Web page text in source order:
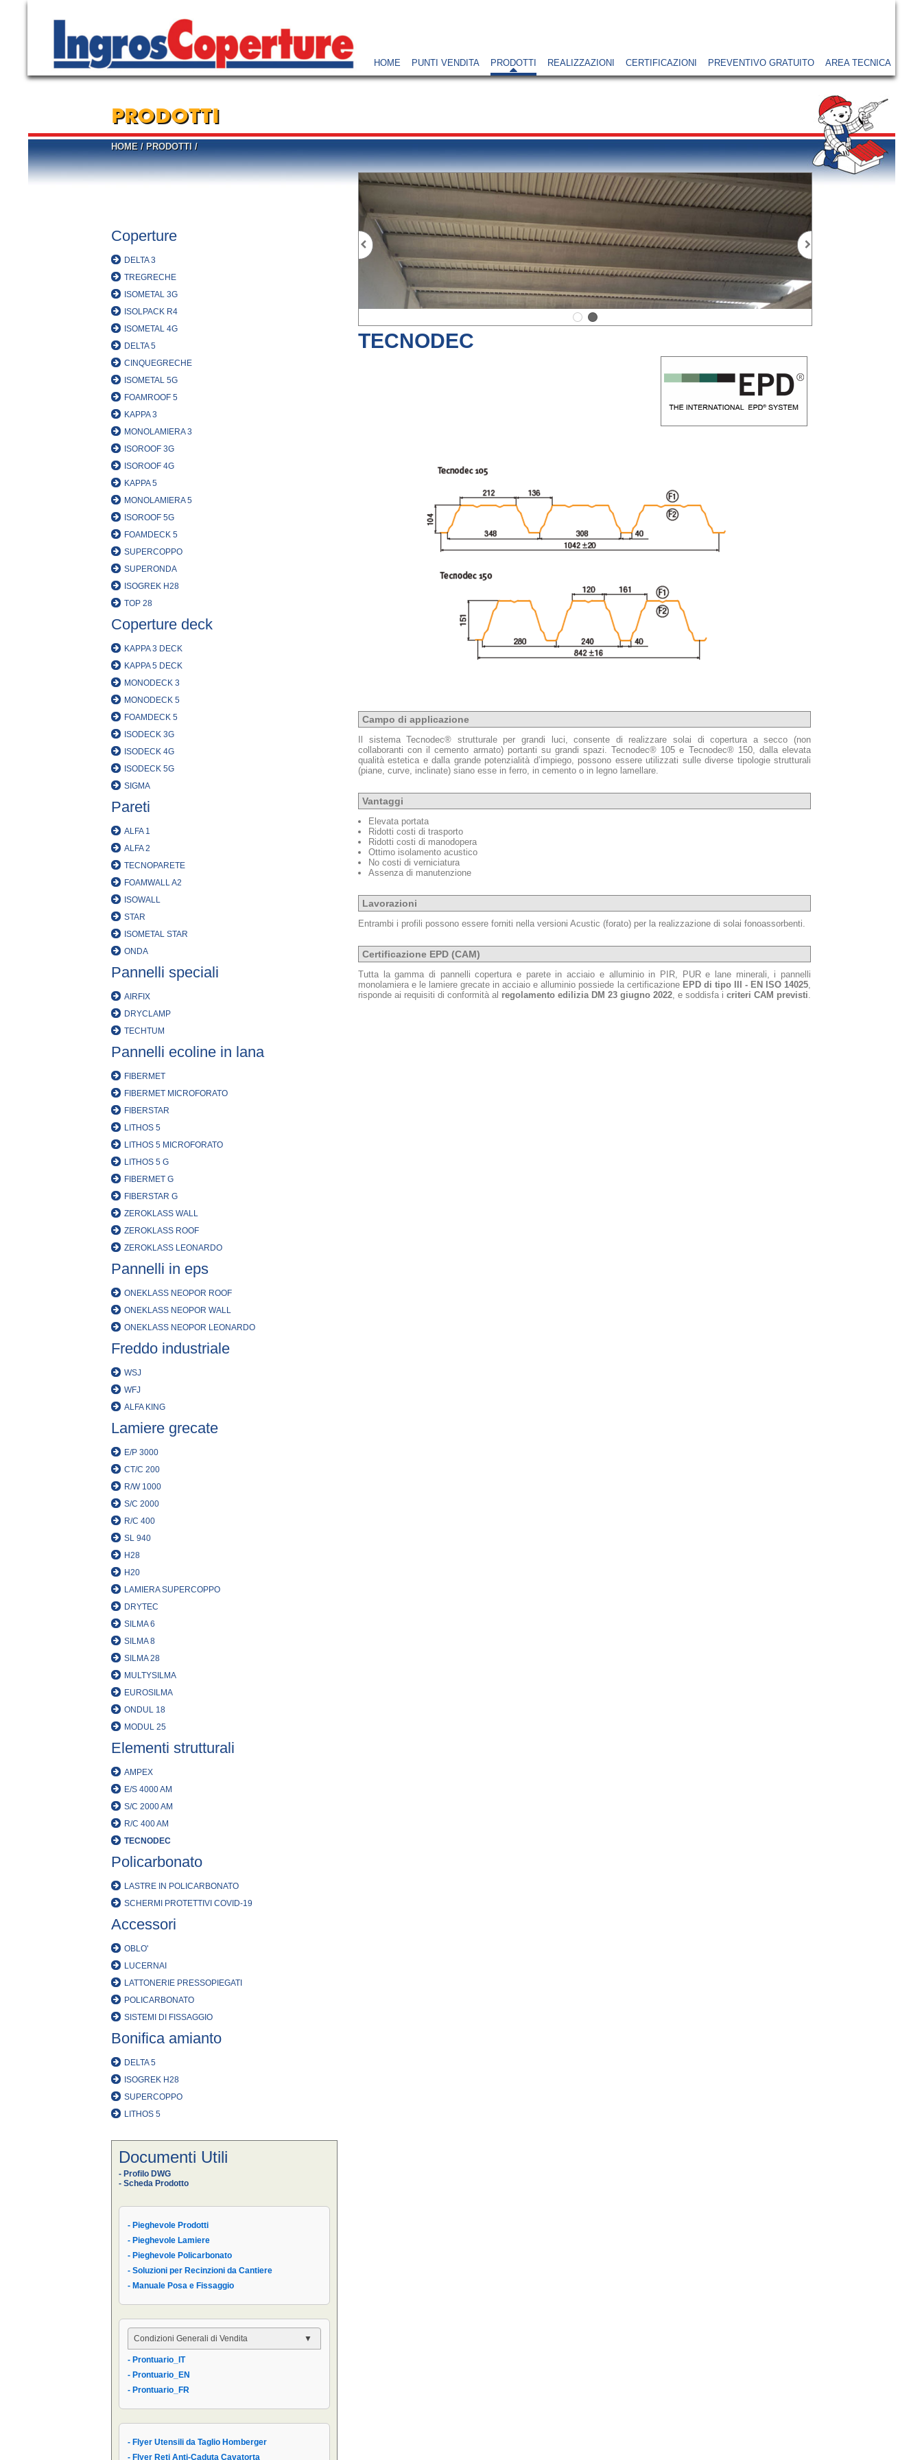
HOME PUNTI VENDITA PRODOTTI REALIZZAZIONI CERTIFICAZIONI PREVENTIVO GRATUITO AREA TECNICA
PRODOTTI
HOME / PRODOTTI /
Coperture
DELTA 3
TREGRECHE
ISOMETAL 3G
ISOLPACK R4
ISOMETAL 4G
DELTA 5
CINQUEGRECHE
ISOMETAL 5G
FOAMROOF 5
KAPPA 3
MONOLAMIERA 3
ISOROOF 3G
ISOROOF 4G
KAPPA 5
MONOLAMIERA 5
ISOROOF 5G
FOAMDECK 5
SUPERCOPPO
SUPERONDA
ISOGREK H28
TOP 28
Coperture deck
KAPPA 3 DECK
KAPPA 5 DECK
MONODECK 3
MONODECK 5
FOAMDECK 5
ISODECK 3G
ISODECK 4G
ISODECK 5G
SIGMA
Pareti
ALFA 1
ALFA 2
TECNOPARETE
FOAMWALL A2
ISOWALL
STAR
ISOMETAL STAR
ONDA
Pannelli speciali
AIRFIX
DRYCLAMP
TECHTUM
Pannelli ecoline in lana
FIBERMET
FIBERMET MICROFORATO
FIBERSTAR
LITHOS 5
LITHOS 5 MICROFORATO
LITHOS 5 G
FIBERMET G
FIBERSTAR G
ZEROKLASS WALL
ZEROKLASS ROOF
ZEROKLASS LEONARDO
Pannelli in eps
ONEKLASS NEOPOR ROOF
ONEKLASS NEOPOR WALL
ONEKLASS NEOPOR LEONARDO
Freddo industriale
WSJ
WFJ
ALFA KING
Lamiere grecate
E/P 3000
CT/C 200
R/W 1000
S/C 2000
R/C 400
SL 940
H28
H20
LAMIERA SUPERCOPPO
DRYTEC
SILMA 6
SILMA 8
SILMA 28
MULTYSILMA
EUROSILMA
ONDUL 18
MODUL 25
Elementi strutturali
AMPEX
E/S 4000 AM
S/C 2000 AM
R/C 400 AM
TECNODEC
Policarbonato
LASTRE IN POLICARBONATO
SCHERMI PROTETTIVI COVID-19
Accessori
OBLO'
LUCERNAI
LATTONERIE PRESSOPIEGATI
POLICARBONATO
SISTEMI DI FISSAGGIO
Bonifica amianto
DELTA 5
ISOGREK H28
SUPERCOPPO
LITHOS 5
Documenti Utili
- Profilo DWG
- Scheda Prodotto
- Pieghevole Prodotti
- Pieghevole Lamiere
- Pieghevole Policarbonato
- Soluzioni per Recinzioni da Cantiere
- Manuale Posa e Fissaggio
Condizioni Generali di Vendita
- Condizioni Generali
- Condizioni di Vendita AIPPEG
- Prontuario_IT
- Prontuario_IT
- Prontuario_EN
- Prontuario_FR
- Flyer Utensili da Taglio Homberger
- Flyer Reti Anti-Caduta Cavatorta
TECNODEC
Campo di applicazione
Il sistema Tecnodec® strutturale per grandi luci, consente di realizzare solai di copertura a secco (non
collaboranti con il cemento armato) portanti su grandi spazi. Tecnodec® 105 e Tecnodec® 150, dalla elevata
qualità estetica e dalla grande potenzialità d’impiego, possono essere utilizzati sulle diverse tipologie strutturali
(piane, curve, inclinate) siano esse in ferro, in cemento o in legno lamellare.
Vantaggi
Elevata portata
Ridotti costi di trasporto
Ridotti costi di manodopera
Ottimo isolamento acustico
No costi di verniciatura
Assenza di manutenzione
Lavorazioni
Entrambi i profili possono essere forniti nella versioni Acustic (forato) per la realizzazione di solai fonoassorbenti.
Certificazione EPD (CAM)
Tutta la gamma di pannelli copertura e parete in acciaio e alluminio in PIR, PUR e lane minerali, i pannelli
monolamiera e le lamiere grecate in acciaio e alluminio possiede la certificazione EPD di tipo III - EN ISO 14025
risponde ai requisiti di conformità al regolamento edilizia DM 23 giugno 2022 , e soddisfa i criteri CAM previsti